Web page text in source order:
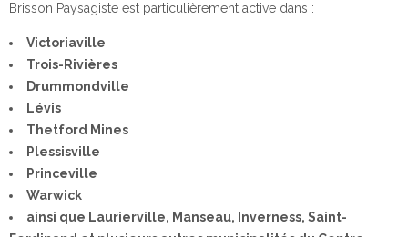
Brisson Paysagiste est particulièrement active dans :
Victoriaville
Trois-Rivières
Drummondville
Lévis
Thetford Mines
Plessisville
Princeville
Warwick
ainsi que Laurierville, Manseau, Inverness, Saint-